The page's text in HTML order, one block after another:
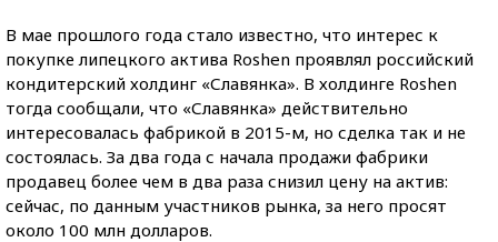
В мае прошлого года стало известно, что интерес к
покупке липецкого актива Roshen проявлял российский
кондитерский холдинг «Славянка». В холдинге Roshen
тогда сообщали, что «Славянка» действительно
интересовалась фабрикой в 2015-м, но сделка так и не
состоялась. За два года с начала продажи фабрики
продавец более чем в два раза снизил цену на актив:
сейчас, по данным участников рынка, за него просят
около 100 млн долларов.